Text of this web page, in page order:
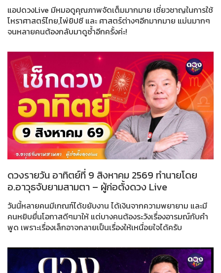
แอปดวงLive มีหมอดูคุณภาพจัดเต็มมากมาย เชี่ยวชาญในการใช้
โหราศาสตร์ไทย,ไพ่ยิปซี และ ศาสตร์ต่างๆอีกมากมาย แม่นมากๆ
จนหลายคนต้องกลับมาดูซ้ำอีกครั้งค่ะ!
ดวงรายวัน อาทิตย์ที่ 9 สิงหาคม 2569 ทำนายโดย
อ.อาวุธจับยามสามตา – ผู้ก่อตั้งดวง Live
วันนี้หลายคนมีเกณฑ์ได้ขยับงาน ได้เงินจากความพยายาม และมี
คนหยิบยื่นโอกาสดีๆมาให้ แต่บางคนต้องระวังเรื่องอารมณ์กับคำ
พูด เพราะเรื่องเล็กอาจกลายเป็นเรื่องให้เหนื่อยใจได้ครับ